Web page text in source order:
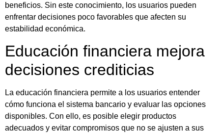
beneficios. Sin este conocimiento, los usuarios pueden
enfrentar decisiones poco favorables que afecten su
estabilidad económica.
Educación financiera mejora
decisiones crediticias
La educación financiera permite a los usuarios entender
cómo funciona el sistema bancario y evaluar las opciones
disponibles. Con ello, es posible elegir productos
adecuados y evitar compromisos que no se ajusten a sus